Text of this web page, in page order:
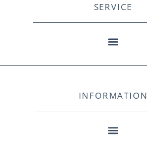
SERVICE
INFORMATION